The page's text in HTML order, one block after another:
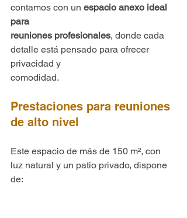
contamos con un espacio anexo ideal
para
reuniones profesionales, donde cada
detalle está pensado para ofrecer
privacidad y
comodidad.
Prestaciones para reuniones
de alto nivel
Este espacio de más de 150 m², con
luz natural y un patio privado, dispone
de: